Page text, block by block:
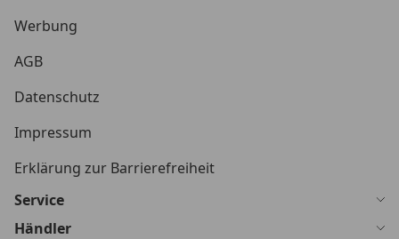
Werbung
AGB
Datenschutz
Impressum
Erklärung zur Barrierefreiheit
Service
Händler